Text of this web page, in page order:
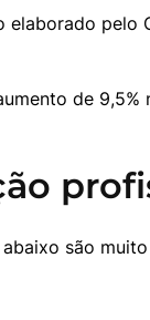
elaborado pelo
de
são muito